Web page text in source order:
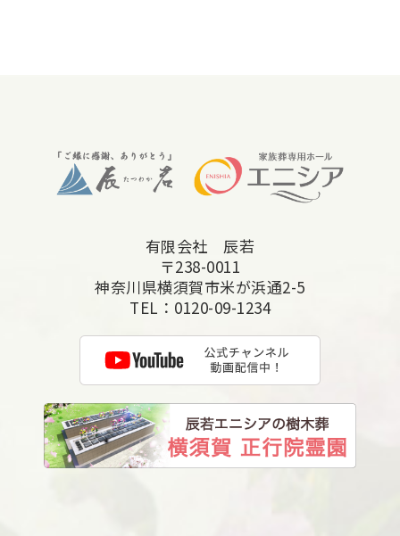
2025年8月
2025年1月
2024年12月
有限会社 辰若
〒238-0011
神奈川県横須賀市米が浜通2-5
TEL： 0120-09-1234